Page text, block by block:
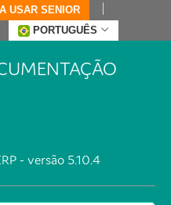
USAR SENIOR
PORTUGUÊS
- versão 5.10.4